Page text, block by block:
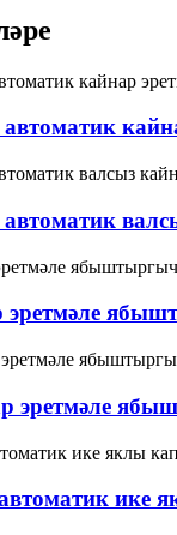
эретмәле
эретмәле
ике